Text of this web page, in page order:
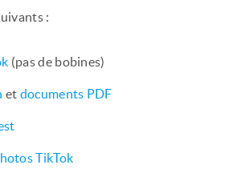
:
(pas de bobines)
et documents PDF
TikTok